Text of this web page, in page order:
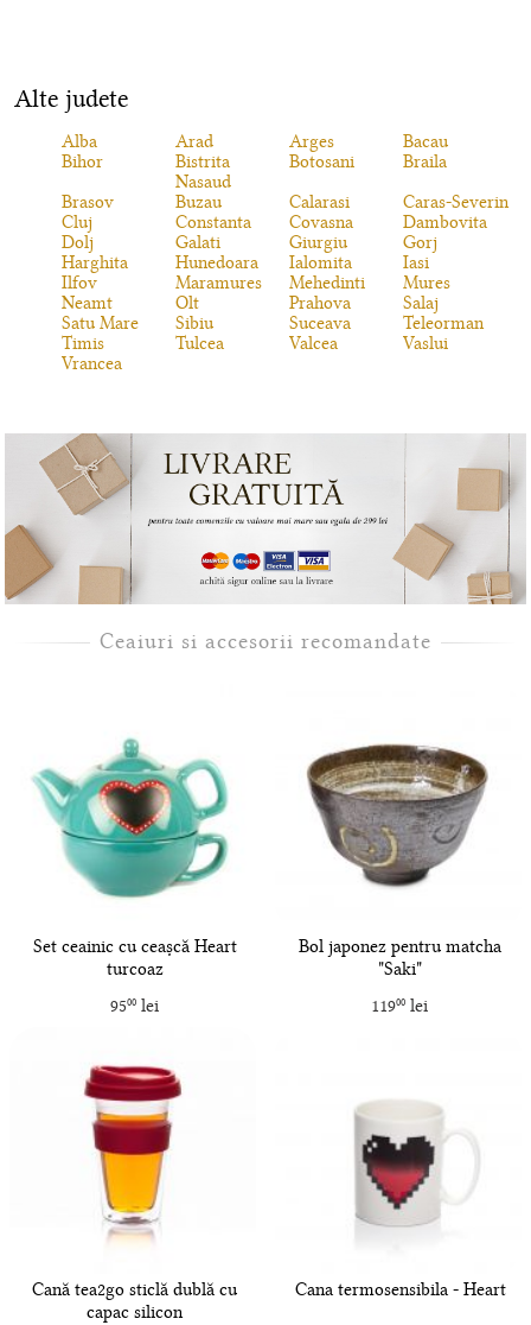
Alte judete
Alba Arad Arges
Bacau
Bihor
Bistrita
Nasaud
Botosani
Braila
Brasov
Buzau Calarasi
Caras-Severin
Cluj
Constanta Covasna
Dambovita
Dolj
Galati Giurgiu
Gorj
Harghita
Hunedoara Ialomita
Iasi
Ilfov
Maramures Mehedinti
Mures
Neamt
Olt Prahova
Salaj
Satu Mare
Sibiu Suceava
Teleorman
Timis
Tulcea Valcea
Vaslui
Vrancea
Ceaiuri si accesorii recomandate
Set ceainic cu ceașcă Heart
turcoaz
9500lei
Bol japonez pentru matcha
"Saki"
11900 lei
Cană tea2go sticlă dublă cu
capac silicon
Cana termosensibila - Heart